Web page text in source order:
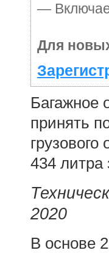
—
Для
Багажное
принять
434 литра
2020
В основе